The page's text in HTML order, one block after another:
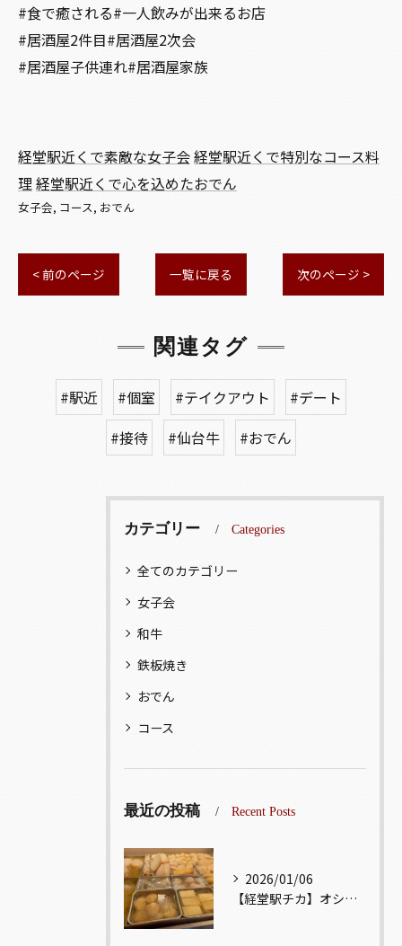
#食で癒される#一人飲みが出来るお店
#居酒屋2件目#居酒屋2次会
#居酒屋子供連れ#居酒屋家族
経堂駅近くで素敵な女子会経堂駅近くで特別なコース料
理経堂駅近くで心を込めたおでん
女子会 コース おでん
< 前のページ 一覧に戻る 次のページ >
関連タグ
#駅近 #個室 #テイクアウト
#デート
#接待
#仙台牛 #おでん
カテゴリー Categories
全てのカテゴリー
女子会
和牛
鉄板焼き
おでん
コース
最近の投稿 Recent Posts
2026/01/06
【経堂駅チカ】オシャレ居酒屋🏮出汁が美味しいおでんがオススメ...